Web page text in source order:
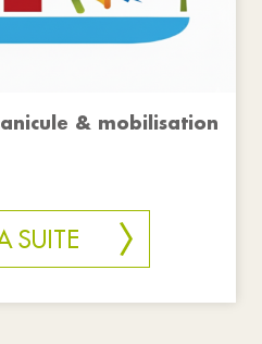
& mobilisation
SUITE